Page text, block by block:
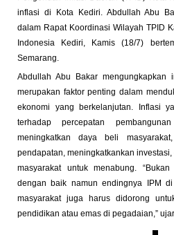
inflasi di Kota Kediri. Abdullah Abu
dalam Rapat Koordinasi Wilayah TPID
Indonesia Kediri, Kamis (18/7)
Semarang.
Abdullah Abu Bakar mengungkapkan
merupakan faktor penting dalam
ekonomi yang berkelanjutan. Inflasi
terhadap percepatan
meningkatkan daya beli
pendapatan, meningkatkankan
masyarakat untuk menabung.
dengan baik namun endingnya IPM
masyarakat juga harus didorong
pendidikan atau emas di pegadaian,”